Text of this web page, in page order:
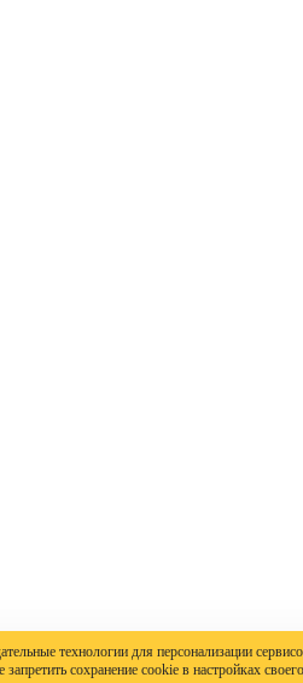
технологии для персонализации
сохранение cookie в настройках